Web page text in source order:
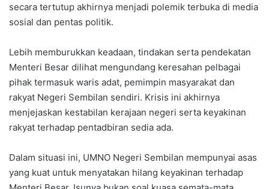
secara tertutup akhirnya menjadi polemik terbuka di media
sosial dan pentas politik.
Lebih memburukkan keadaan, tindakan serta pendekatan
Menteri Besar dilihat mengundang keresahan pelbagai
pihak termasuk waris adat, pemimpin masyarakat dan
rakyat Negeri Sembilan sendiri. Krisis ini akhirnya
menjejaskan kestabilan kerajaan negeri serta keyakinan
rakyat terhadap pentadbiran sedia ada.
Dalam situasi ini, UMNO Negeri Sembilan mempunyai asas
yang kuat untuk menyatakan hilang keyakinan terhadap